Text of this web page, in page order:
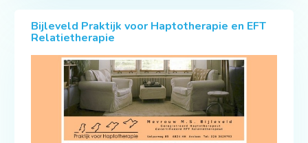
Bijleveld Praktijk voor Haptotherapie en EFT
Relatietherapie